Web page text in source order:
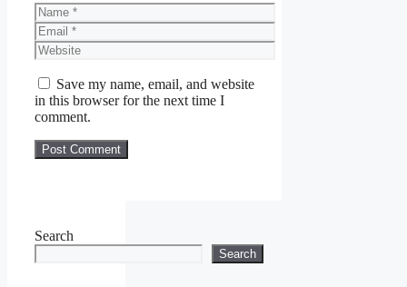
Name
Email
Website
Save my name, email, and website
in this browser for the next time I
comment.
Search
Search